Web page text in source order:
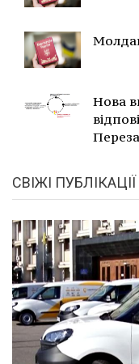
Нова
СВІЖІ ПУБЛІКАЦІЇ